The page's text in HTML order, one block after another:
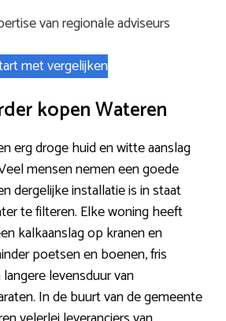
van regionale adviseurs
met vergelijken
kopen Wateren
erg droge huid en witte aanslag
mensen nemen een goede
dergelijke installatie is in staat
te filteren. Elke woning heeft
kalkaanslag op kranen en
poetsen en boenen, fris
levensduur van
In de buurt van de gemeente